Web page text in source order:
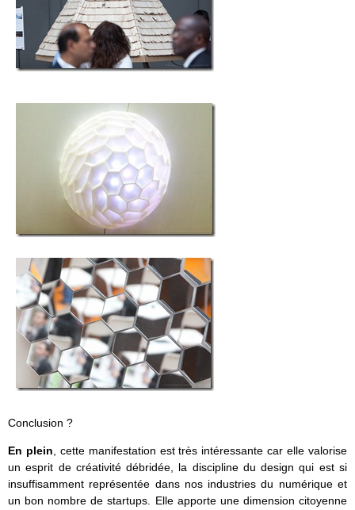
Conclusion ?
En plein , cette manifestation est très intéressante car elle valorise
un esprit de créativité débridée, la discipline du design qui est si
insuffisamment représentée dans nos industries du numérique et
un bon nombre de startups. Elle apporte une dimension citoyenne